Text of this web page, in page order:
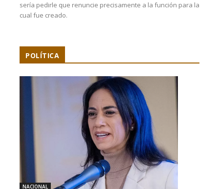
sería pedirle que renuncie precisamente a la función para la
cual fue creado.
POLÍTICA
NACIONAL